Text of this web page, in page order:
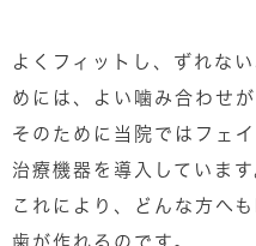
よくフィットし、ずれな
めには、よい噛み合わせ
そのために当院ではフェ
治療機器を導入しています
これにより、どんな方へ
歯が作れるのです。